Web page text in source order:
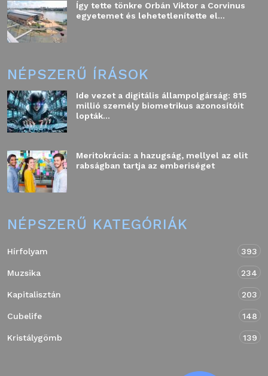
Így tette tönkre Orbán Viktor a Corvinus
egyetemet és lehetetlenítette el...
NÉPSZERŰ ÍRÁSOK
Ide vezet a digitális állampolgárság: 815
millió személy biometrikus azonosítóit
lopták...
Meritokrácia: a hazugság, mellyel az elit
rabságban tartja az emberiséget
NÉPSZERŰ KATEGÓRIÁK
Hírfolyam 393
Muzsika 234
Kapitalisztán 203
Cubelife 148
Kristálygömb 139